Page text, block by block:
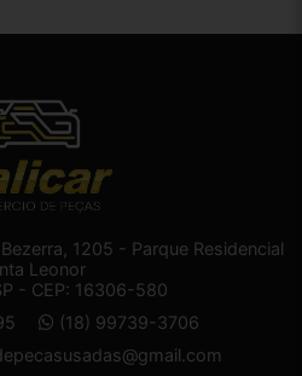
1205 - Parque Residencial
Leonor
- CEP: 16306-580
(18) 99739-3706